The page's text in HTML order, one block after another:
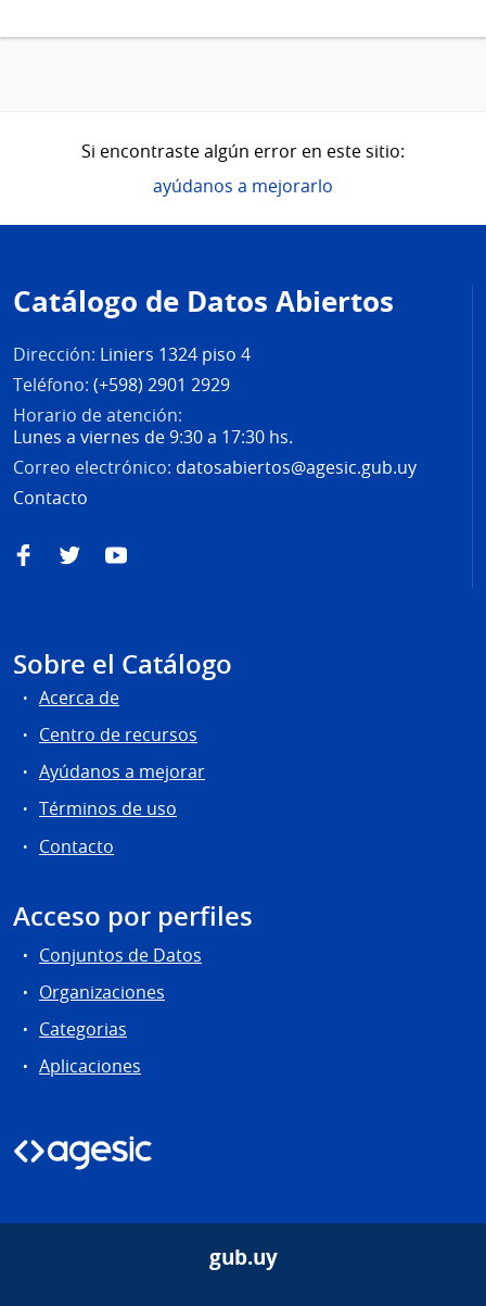
Si encontraste algún error en este sitio:
ayúdanos a mejorarlo
de
página
Catálogo de Datos Abiertos
Dirección: Liniers 1324 piso 4
Teléfono: (+598) 2901 2929
Horario de atención:
Lunes a viernes de 9:30 a 17:30 hs.
Correo electrónico: datosabiertos@agesic.gub.uy
Contacto
FacebookTwitterYouTube
Sobre el Catálogo
Acerca de
Centro de recursos
Ayúdanos a mejorar
Términos de uso
Contacto
Acceso por perfiles
Conjuntos de Datos
Organizaciones
Categorias
Aplicaciones
gub.uy